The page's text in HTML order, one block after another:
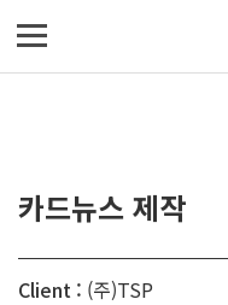
카드뉴스 제작
Client : (주)TSP